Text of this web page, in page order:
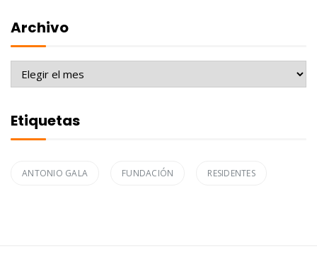
Archivo
Archivo
Etiquetas
ANTONIO GALA FUNDACIÓN RESIDENTES